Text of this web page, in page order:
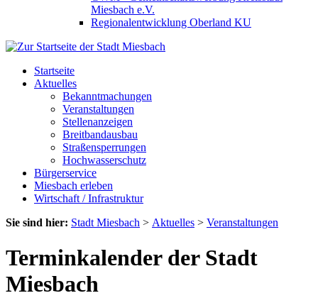
Miesbach e.V.
Regionalentwicklung Oberland KU
Startseite
Aktuelles
Bekanntmachungen
Veranstaltungen
Stellenanzeigen
Breitbandausbau
Straßensperrungen
Hochwasserschutz
Bürgerservice
Miesbach erleben
Wirtschaft / Infrastruktur
Sie sind hier: Stadt Miesbach > Aktuelles > Veranstaltungen
Terminkalender der Stadt
Miesbach